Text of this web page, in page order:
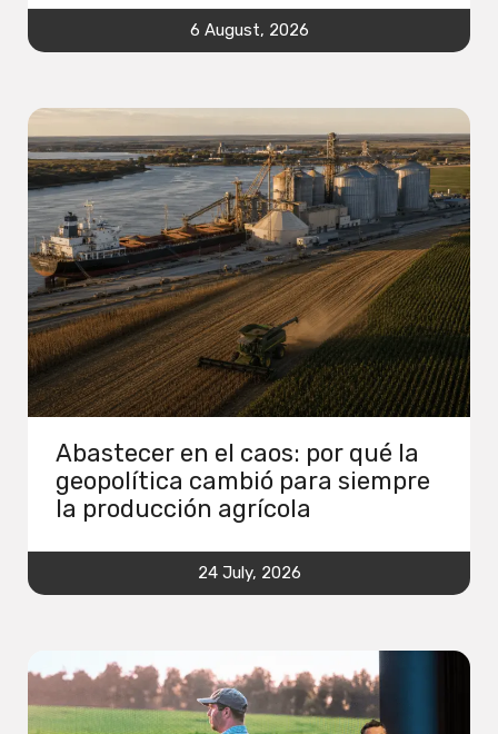
6 August, 2026
Abastecer en el caos: por qué la
geopolítica cambió para siempre
la producción agrícola
24 July, 2026